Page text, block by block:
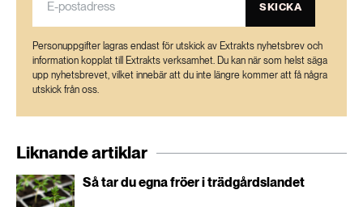
SKICKA
Personuppgifter lagras endast för utskick av Extrakts nyhetsbrev och
information kopplat till Extrakts verksamhet. Du kan när som helst säga
upp nyhetsbrevet, vilket innebär att du inte längre kommer att få några
utskick från oss.
Liknande artiklar
Så tar du egna fröer i trädgårdslandet